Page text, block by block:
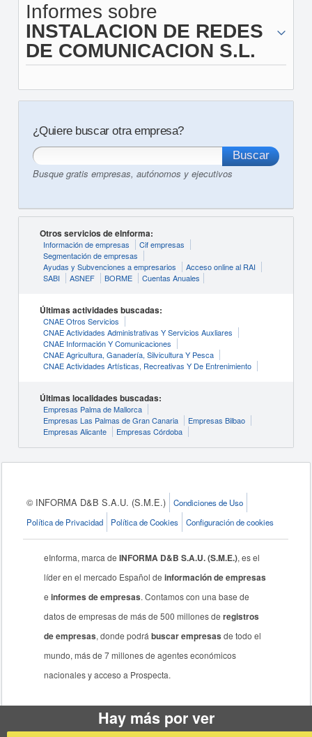
Informes sobre
INSTALACION DE REDES
DE COMUNICACION S.L.
¿Quiere buscar otra empresa?
Busque gratis empresas, autónomos y ejecutivos
Otros servicios de eInforma:
Información de empresas
Cif empresas
Segmentación de empresas
Ayudas y Subvenciones a empresarios
Acceso online al RAI
SABI
ASNEF BORME Cuentas Anuales
Últimas actividades buscadas:
CNAE Otros Servicios
CNAE Actividades Administrativas Y Servicios Auxliares
CNAE Información Y Comunicaciones
CNAE Agricultura, Ganadería, Silvicultura Y Pesca
CNAE Actividades Artísticas, Recreativas Y De Entrenimiento
Últimas localidades buscadas:
Empresas Palma de Mallorca
Empresas Las Palmas de Gran Canaria
Empresas Bilbao
Empresas Alicante
Empresas Córdoba
© INFORMA D&B S.A.U. (S.M.E.)
Condiciones de Uso
Política de Privacidad
Política de Cookies Configuración de cookies
eInforma, marca deINFORMA D&B S.A.U. (S.M.E.), es el
líder en el mercado Español deinformación de empresas
einformes de empresas. Contamos con una base de
datos de empresas de más de 500 millones deregistros
de empresas, donde podrábuscar empresas de todo el
mundo, más de 7 millones de agentes económicos
nacionales y acceso a Prospecta.
Hay más por ver